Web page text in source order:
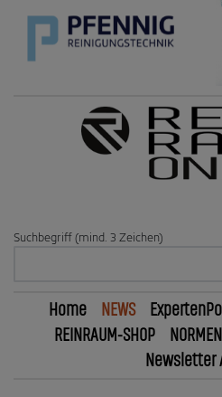
Suchbegriff (mind. 3 Zeichen)
Home NEWS
REINRAUM-SHOP
NORMEN
Newsletter